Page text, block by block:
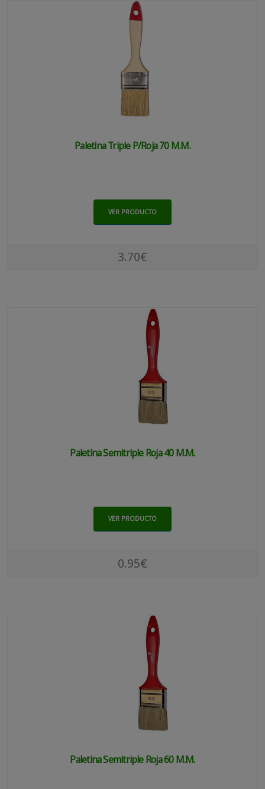
Paletina Triple P/roja 70 M.m.
VER PRODUCTO
3.70€
Paletina Semitriple Roja 40 M.m.
VER PRODUCTO
0.95€
Paletina Semitriple Roja 60 M.m.